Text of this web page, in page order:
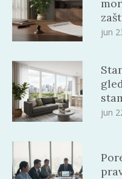
jun
jun